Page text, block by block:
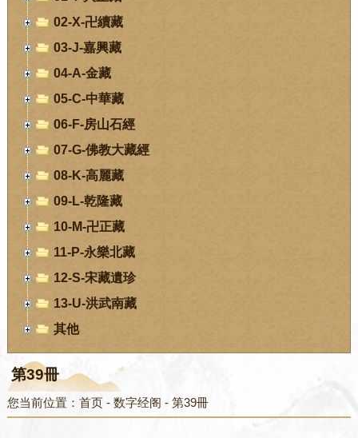
02-X-卍續藏
03-J-嘉興藏
04-A-金藏
05-C-中華藏
06-F-房山石經
07-G-佛教大藏經
08-K-高麗藏
09-L-乾隆藏
10-M-卍正藏
11-P-永樂北藏
12-S-宋藏遺珍
13-U-洪武南藏
其他
第39冊
您当前位置： 首页- 数字经阁 - 第39冊